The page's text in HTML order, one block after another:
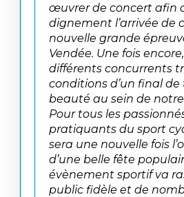
œuvrer de concert afin
dignement l’arrivée de
nouvelle grande
Vendée. Une fois
différents concurrents
conditions d’un final
beauté au sein de
Pour tous les
pratiquants du sport
sera une nouvelle fois
d’une belle fête
évènement sportif va
public fidèle et de